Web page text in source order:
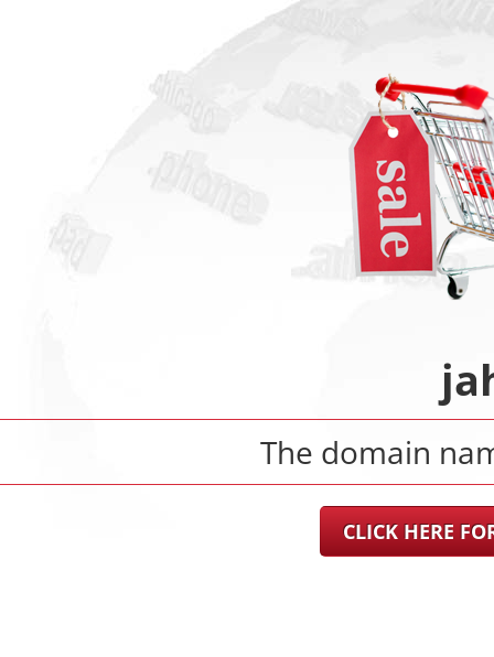
The domain
CLICK HERE